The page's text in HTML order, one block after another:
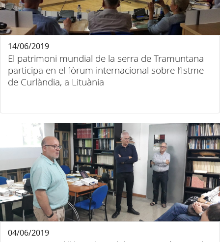
El patrimoni mundial de la serra de Tramuntana
participa en el fòrum internacional sobre l’Istme
de Curlàndia, a Lituània
14/06/2019
04/06/2019